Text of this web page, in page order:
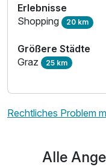
Erlebnisse
Shopping 20 km
Größere Städte
Graz 25 km
Rechtliches Problem
Alle